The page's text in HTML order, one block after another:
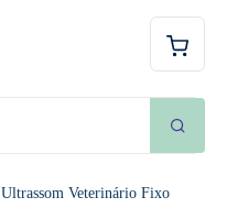
Ultrassom Veterinário Fixo